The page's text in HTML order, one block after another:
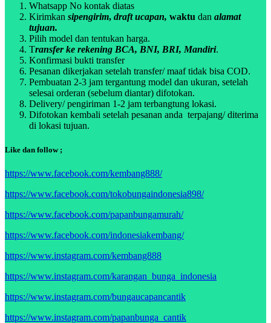
Whatsapp No kontak diatas
Kirimkan sipengirim, draft ucapan, waktu dan alamat
tujuan.
Pilih model dan tentukan harga.
Transfer ke rekening BCA, BNI, BRI, Mandiri.
Konfirmasi bukti transfer
Pesanan dikerjakan setelah transfer/ maaf tidak bisa COD.
Pembuatan 2-3 jam tergantung model dan ukuran, setelah
selesai orderan (sebelum diantar) difotokan.
Delivery/ pengiriman 1-2 jam terbangtung lokasi.
Difotokan kembali setelah pesanan anda terpajang/ diterima
di lokasi tujuan.
Like dan follow ;
https://www.facebook.com/kembang888/
https://www.facebook.com/tokobungaindonesia898/
https://www.facebook.com/papanbungamurah/
https://www.facebook.com/indonesiakembang/
https://www.instagram.com/kembang888
https://www.instagram.com/karangan_bunga_indonesia
https://www.instagram.com/bungaucapancantik
https://www.instagram.com/papanbunga_cantik